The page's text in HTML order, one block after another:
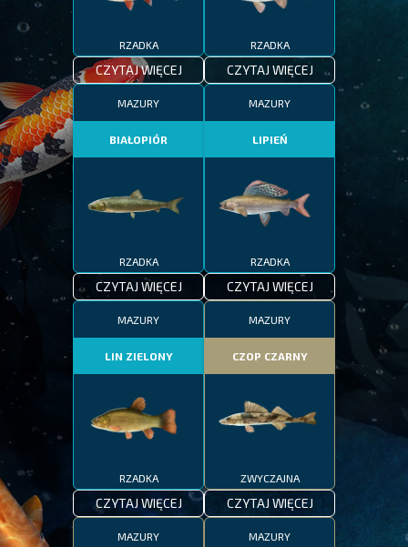
RZADKA
CZYTAJ WIĘCEJ
RZADKA
CZYTAJ WIĘCEJ
MAZURY
BIAŁOPIÓR
RZADKA
CZYTAJ WIĘCEJ
MAZURY
LIPIEŃ
RZADKA
CZYTAJ WIĘCEJ
MAZURY
LIN ZIELONY
RZADKA
CZYTAJ WIĘCEJ
MAZURY
CZOP CZARNY
ZWYCZAJNA
CZYTAJ WIĘCEJ
MAZURY MAZURY